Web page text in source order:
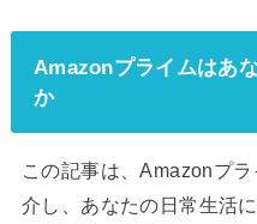
Amazonプライムはあ
か
この記事は、Amazonプ
介し、あなたの日常生活